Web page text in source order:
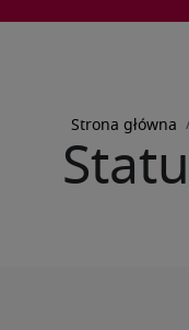
Strona główna